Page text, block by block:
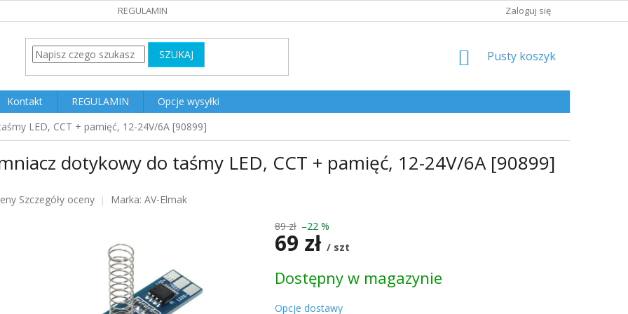
REGULAMIN Zaloguj się
SZUKAJ KOSZYK
Pusty koszyk
Kontakt REGULAMIN
Opcje wysyłki
LED, CCT + pamięć, 12-24V/6A [90899]
dotykowy do taśmy LED, CCT + pamięć, 12-24V/6A [90899]
Szczegóły oceny Marka: AV-Elmak
89 zł –22 %
69 zł / szt
jednostkowa:
Dostępny w magazynie
Opcje dostawy